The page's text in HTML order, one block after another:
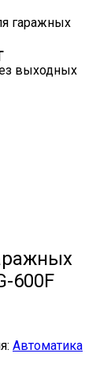
гаражных
выходных
600F
Автоматика